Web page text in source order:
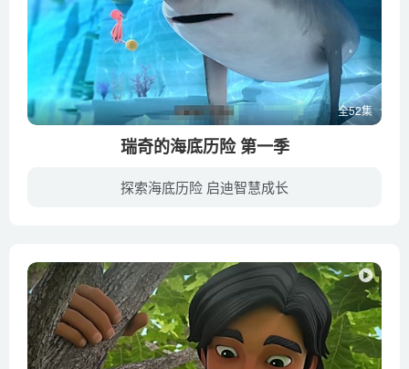
全52集
瑞奇的海底历险 第一季
探索海底历险 启迪智慧成长